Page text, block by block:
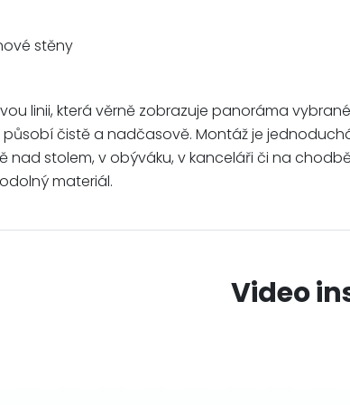
stěny
linii, která věrně zobrazuje panoráma
působí čistě a nadčasově. Montáž je
nad stolem, v obýváku, v kanceláři či na
materiál.
Video